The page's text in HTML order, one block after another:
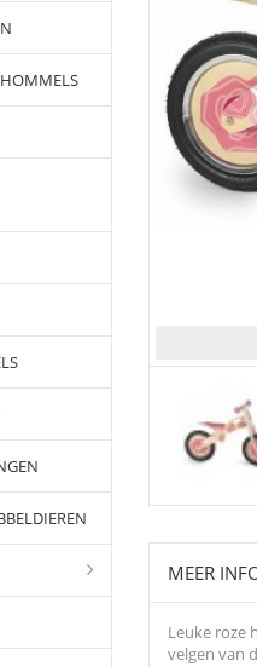
MEER
Leuke roze
velgen van